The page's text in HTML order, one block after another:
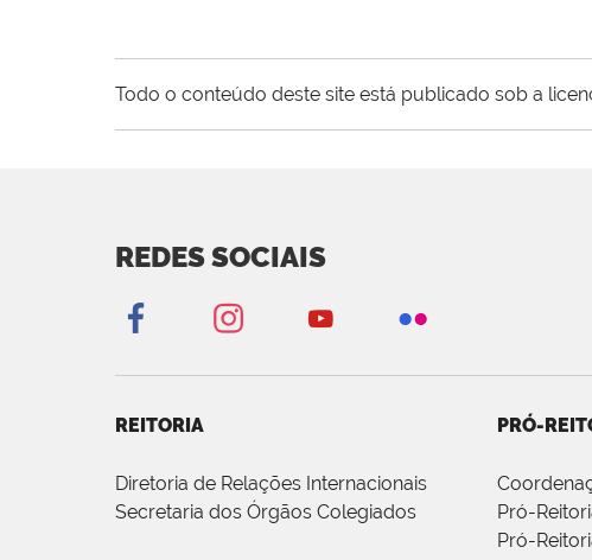
Todo o conteúdo deste site está publicado sob a
REDES SOCIAIS
REITORIA
Diretoria de Relações Internacionais
Secretaria dos Órgãos Colegiados
PRÓ-
Pró-
Pró-